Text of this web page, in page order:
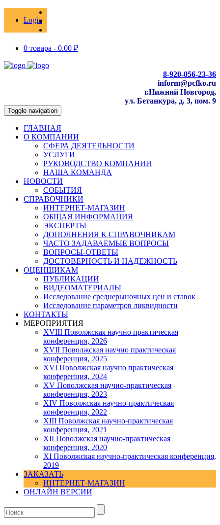
Login
0 товара - 0.00 ₽
8-920-056-23-36
inform@pcfko.ru
г.Нижний Новгород,
ул. Бетанкура, д. 3, пом. 9
Toggle navigation
ГЛАВНАЯ
О КОМПАНИИ
СФЕРА ДЕЯТЕЛЬНОСТИ
УСЛУГИ
РУКОВОДСТВО КОМПАНИИ
НАША КОМАНДА
НОВОСТИ
СОБЫТИЯ
СПРАВОЧНИКИ
ИНТЕРНЕТ-МАГАЗИН
ОБЩАЯ ИНФОРМАЦИЯ
ЭКСПЕРТЫ
ДОПОЛНЕНИЯ К СПРАВОЧНИКАМ
ЧАСТО ЗАДАВАЕМЫЕ ВОПРОСЫ
ВОПРОСЫ-ОТВЕТЫ
ДОСТОВЕРНОСТЬ И НАДЕЖНОСТЬ
ОЦЕНЩИКАМ
ПУБЛИКАЦИИ
ВИДЕОМАТЕРИАЛЫ
Исследование среднерыночных цен и ставок
Исследование параметров ликвидности
КОНТАКТЫ
МЕРОПРИЯТИЯ
XVIII Поволжская научно практическая
конференция, 2026
XVII Поволжская научно практическая
конференция, 2025
XVI Поволжская научно практическая
конференция, 2024
ХV Поволжская научно-практическая
конференция, 2023
ХIV Поволжская научно-практическая
конференция, 2022
ХIII Поволжская научно-практическая
конференция, 2021
ХII Поволжская научно-практическая
конференция, 2020
XI Поволжская научно-практическая конференция,
2019
ЗАКАЗАТЬ
ИНТЕРНЕТ-МАГАЗИН
ОНЛАЙН ВЕРСИИ